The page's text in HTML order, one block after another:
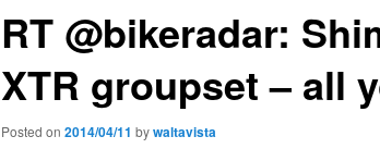
RT @bikeradar:
XTR groupset – all
Posted on 2014/04/11 bywaltavista